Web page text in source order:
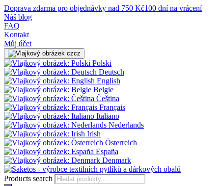
Doprava zdarma pro objednávky nad 750 Kč100 dní na vrácení
Náš blog
FAQ
Kontakt
Můj účet
cz
Polski
Deutsch
English
Belgie
Čeština
Français
Italiano
Nederlands
Irish
Österreich
España
Denmark
Products search